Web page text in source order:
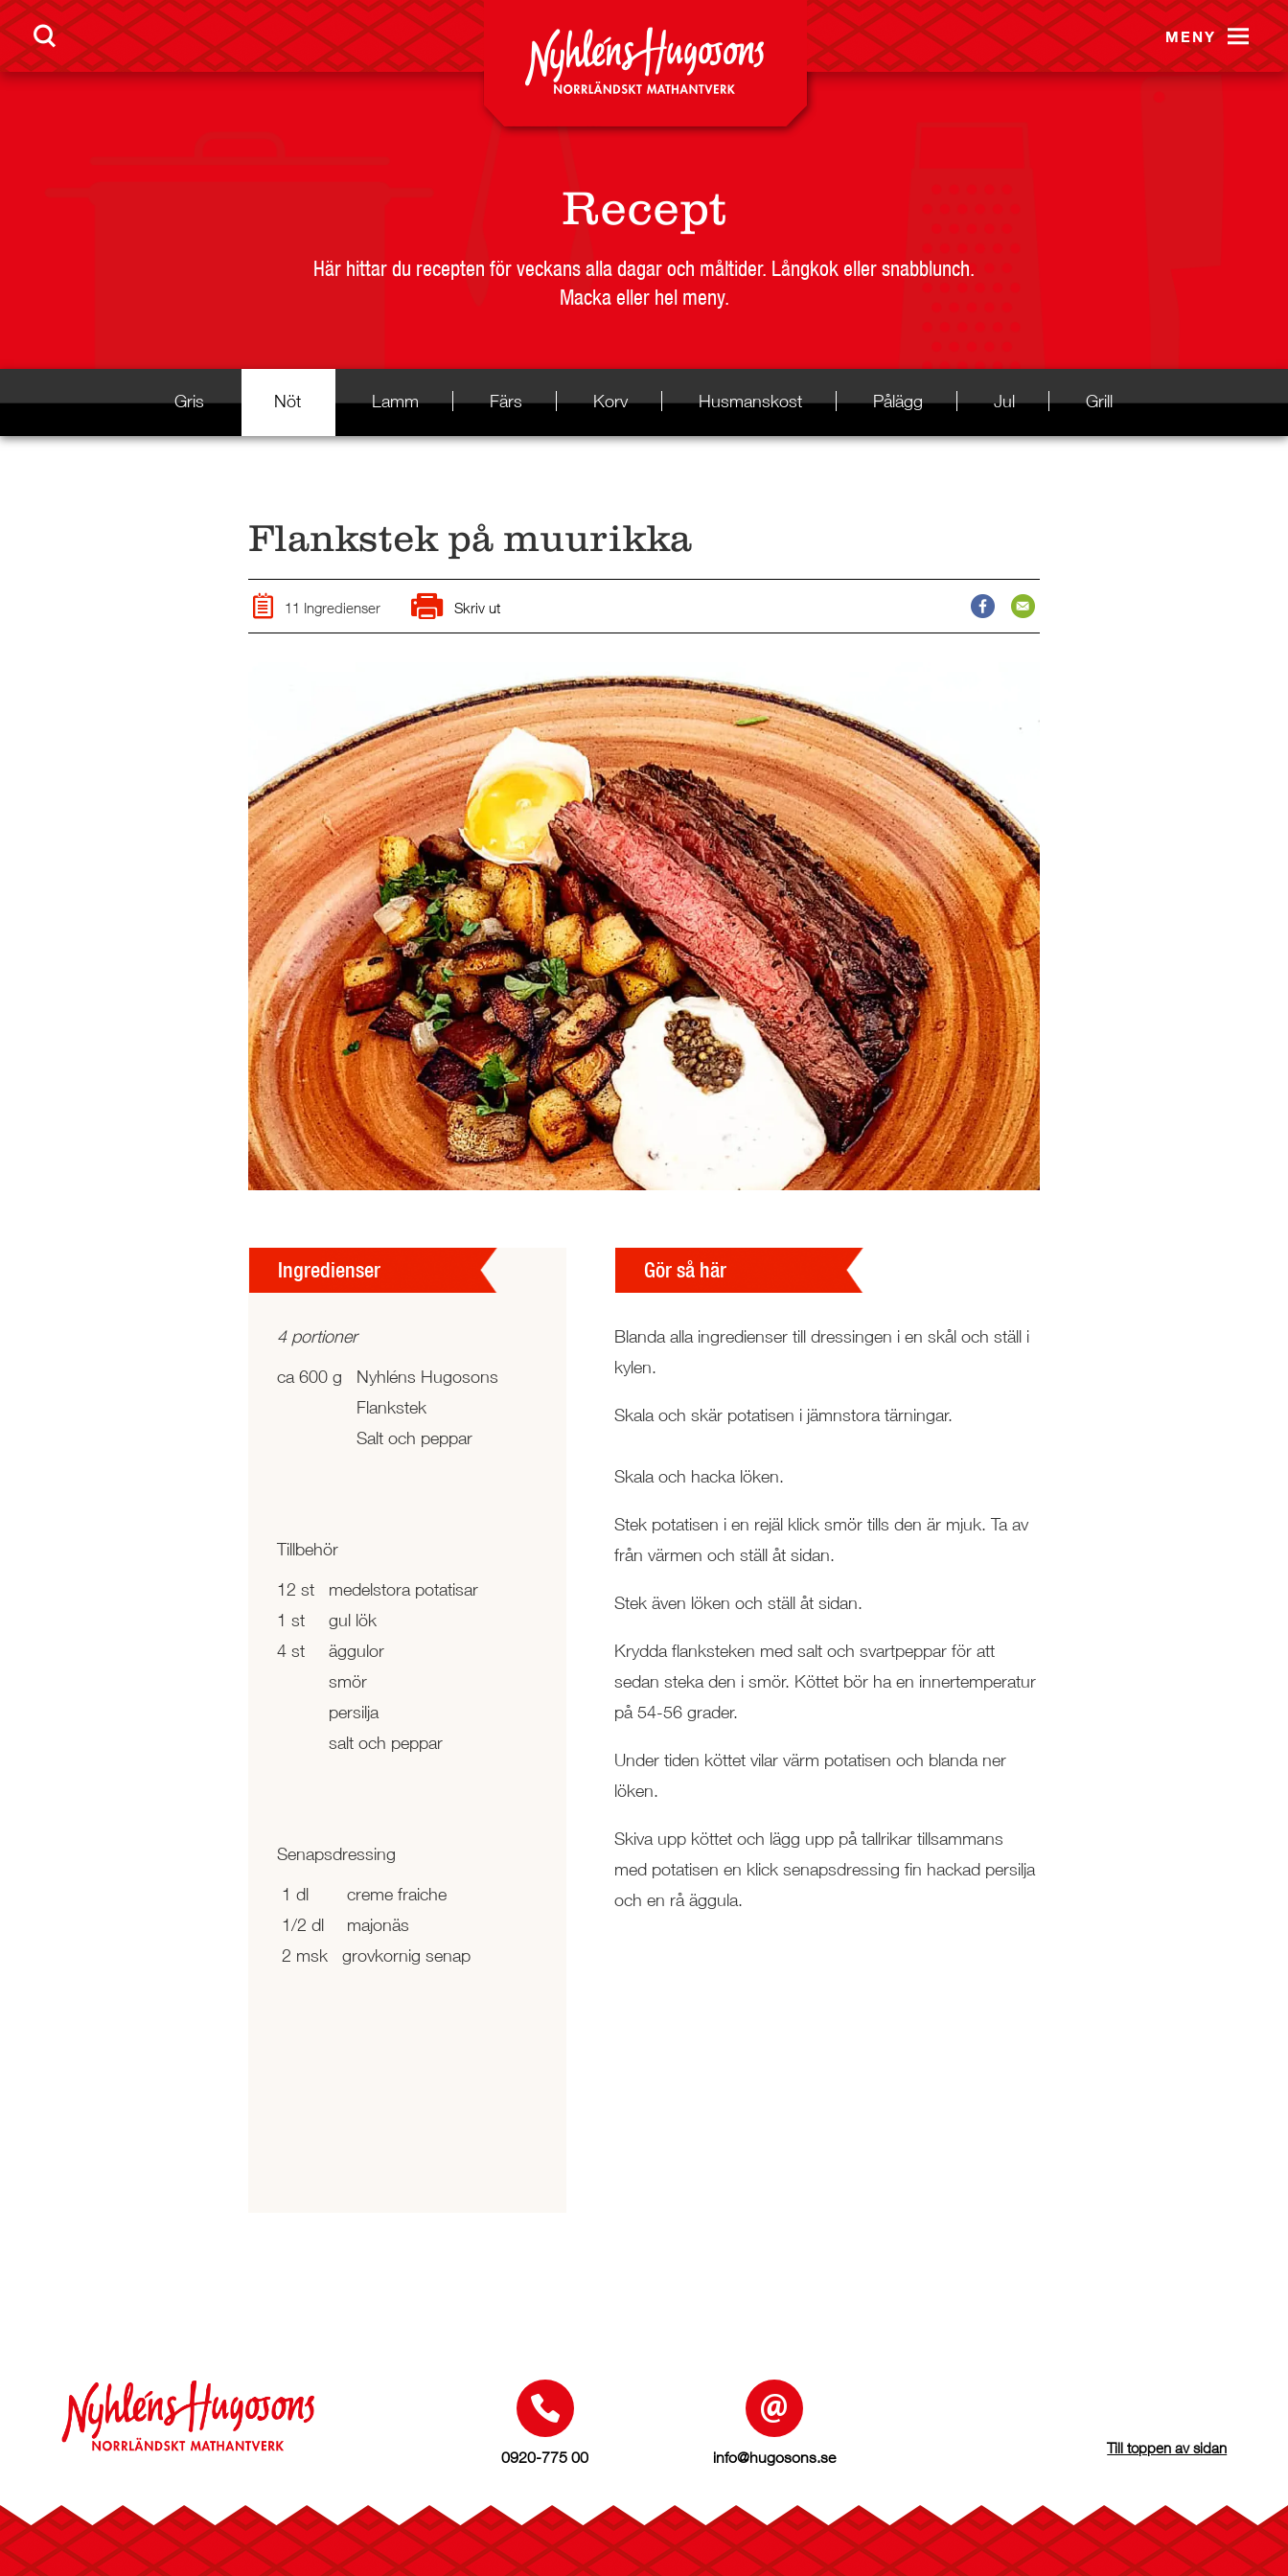
MENY
Recept
Här hittar du recepten för veckans alla dagar och måltider. Långkok eller snabblunch.
Macka eller hel meny.
Gris Nöt Lamm Färs Korv Husmanskost Pålägg Jul Grill
Flankstek på muurikka
11 Ingredienser Skriv ut
Ingredienser
4 portioner
ca 600 g
Nyhléns Hugosons
Flankstek
Salt och peppar
Tillbehör
12 st
medelstora potatisar
1 st
gul lök
4 st
äggulor
smör
persilja
salt och peppar
Senapsdressing
1 dl
creme fraiche
1/2 dl
majonäs
2 msk
grovkornig senap
Gör så här
Blanda alla ingredienser till dressingen i en skål och ställ i
kylen.
Skala och skär potatisen i jämnstora tärningar.
Skala och hacka löken.
Stek potatisen i en rejäl klick smör tills den är mjuk. Ta av
från värmen och ställ åt sidan.
Stek även löken och ställ åt sidan.
Krydda flanksteken med salt och svartpeppar för att
sedan steka den i smör. Köttet bör ha en innertemperatur
på54-56 grader.
Under tiden köttet vilar värm potatisen och blanda ner
löken.
Skiva upp köttet och lägg upp på tallrikar tillsammans
med potatisen en klick senapsdressing fin hackad persilja
och en rå äggula.
0920-775 00 info@hugosons.se
Till toppen av sidan